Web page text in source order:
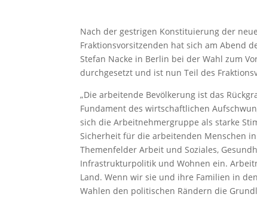
Nach der gestrigen Konstituierung der
Fraktionsvorsitzenden hat sich am Abend
Stefan Nacke in Berlin bei der Wahl zum
durchgesetzt und ist nun Teil des
„Die arbeitende Bevölkerung ist das
Fundament des wirtschaftlichen
sich die Arbeitnehmergruppe als starke
Sicherheit für die arbeitenden Menschen
Themenfelder Arbeit und Soziales,
Infrastrukturpolitik und Wohnen ein.
Land. Wenn wir sie und ihre Familien in
Wahlen den politischen Rändern die